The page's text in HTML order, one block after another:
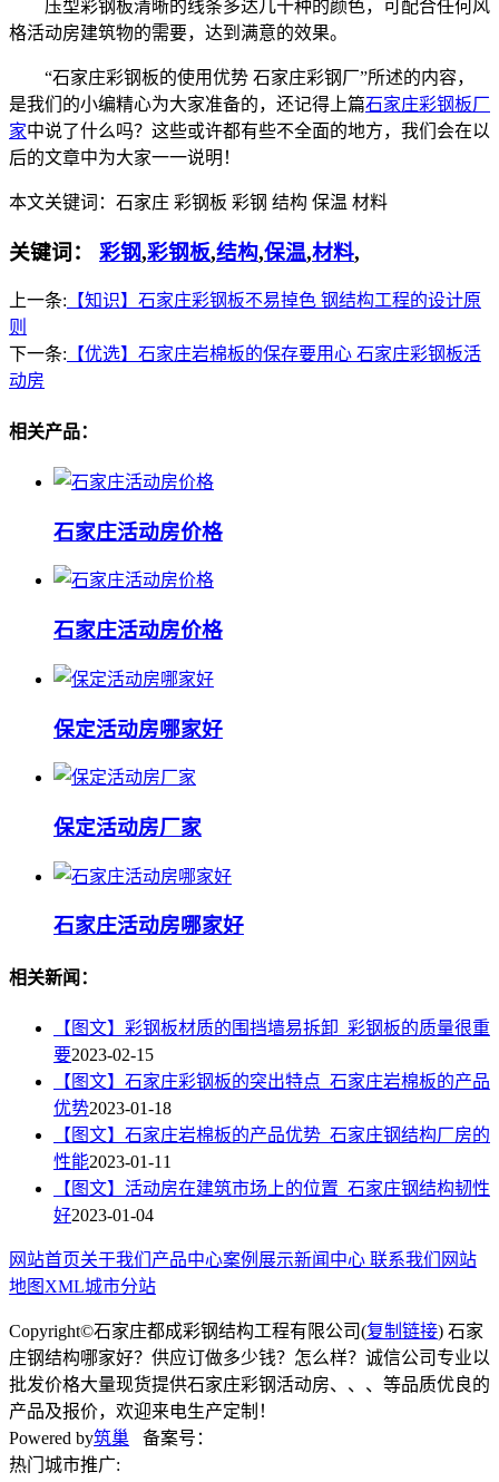
压型彩钢板清晰的线条多达几十种的颜色，可配合任何风
格活动房建筑物的需要，达到满意的效果。
“石家庄彩钢板的使用优势 石家庄彩钢厂”所述的内容，
是我们的小编精心为大家准备的，还记得上篇石家庄彩钢板厂
家中说了什么吗？这些或许都有些不全面的地方，我们会在以
后的文章中为大家一一说明！
本文关键词： 石家庄 彩钢板 彩钢 结构 保温 材料
关键词： 彩钢,彩钢板,结构,保温,材料,
上一条: 【知识】石家庄彩钢板不易掉色 钢结构工程的设计原
则
下一条: 【优选】石家庄岩棉板的保存要用心 石家庄彩钢板活
动房
相关产品：
石家庄活动房价格
石家庄活动房价格
保定活动房哪家好
保定活动房厂家
石家庄活动房哪家好
相关新闻：
【图文】彩钢板材质的围挡墙易拆卸_彩钢板的质量很重
要2023-02-15
【图文】石家庄彩钢板的突出特点_石家庄岩棉板的产品
优势2023-01-18
【图文】石家庄岩棉板的产品优势_石家庄钢结构厂房的
性能2023-01-11
【图文】活动房在建筑市场上的位置_石家庄钢结构韧性
好2023-01-04
网站首页关于我们 产品中心案例展示新闻中心 联系我们 网站
地图 XML城市分站
Copyright©石家庄都成彩钢结构工程有限公司(复制链接) 石家
庄钢结构哪家好？供应订做多少钱？怎么样？诚信公司专业以
批发价格大量现货提供石家庄彩钢活动房、、、等品质优良的
产品及报价，欢迎来电生产定制！
Powered by筑巢 备案号：
热门城市推广: